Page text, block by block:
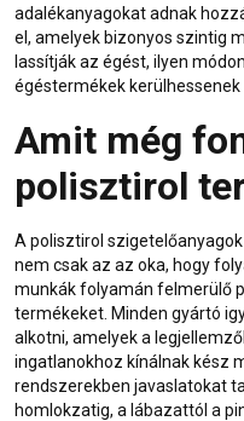
adalékanyagokat adnak
el, amelyek bizonyos szintig
lassítják az égést, ilyen
égéstermékek kerülhessenek
Amit még
polisztirol
A polisztirol
nem csak az az oka, hogy
munkák folyamán felmerülő
termékeket. Minden gyártó
alkotni, amelyek a
ingatlanokhoz kínálnak kész
rendszerekben javaslatokat
homlokzatig, a lábazattól a